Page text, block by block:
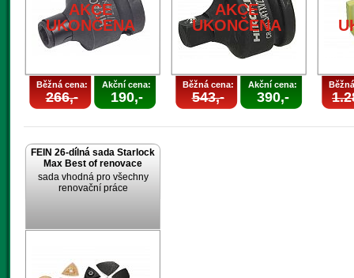
AKCE
UKONČENA
Běžná cena:
266,-
Akční cena:
190,-
AKCE
UKONČENA
Běžná cena:
543,-
Akční cena:
390,-
FEIN 26-dílná sada Starlock
Max Best of renovace
sada vhodná pro všechny
renovační práce